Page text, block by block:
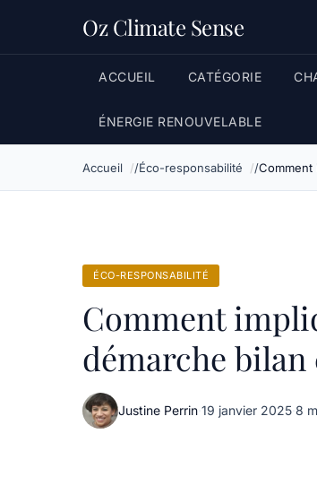
Oz Climate Sense
ACCUEIL CATÉGORIE
ÉNERGIE RENOUVELABLE
Accueil Éco-responsabilité Comment
ÉCO-RESPONSABILITÉ
Comment
démarche bilan
Justine Perrin·19 janvier 2025·8